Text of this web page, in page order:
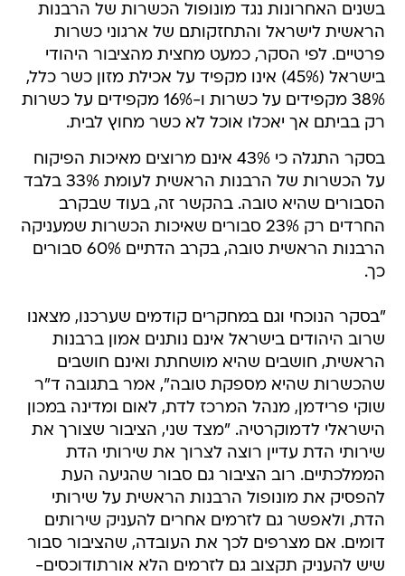
בשנים האחרונות נגד מונופול הכשרות של הרבנות
הראשית לישראל והתחזקותם של ארגוני כשרות
פרטיים. לפי הסקר, כמעט מחצית מהציבור היהודי
בישראל (45%) אינו מקפיד על אכילת מזון כשר כלל,
38% מקפידים על כשרות ו-16% מקפידים על כשרות
רק בביתם אך יאכלו אוכל לא כשר מחוץ לבית.
בסקר התגלה כי 43% אינם מרוצים מאיכות הפיקוח
על הכשרות של הרבנות הראשית לעומת 33% בלבד
הסבורים שהיא טובה. בהקשר זה, בעוד שבקרב
החרדים רק 23% סבורים שאיכות הכשרות שמעניקה
הרבנות הראשית טובה, בקרב הדתיים 60% סבורים
כך.
"בסקר הנוכחי וגם במחקרים קודמים שערכנו, מצאנו
שרוב היהודים בישראל אינם נותנים אמון ברבנות
הראשית, חושבים שהיא מושחתת ואינם חושבים
שהכשרות שהיא מספקת טובה", אמר בתגובה ד"ר
שוקי פרידמן, מנהל המרכז לדת, לאום ומדינה במכון
הישראלי לדמוקרטיה. "מצד שני, הציבור שצורך את
שירותי הדת עדיין רוצה לצרוך את שירותי הדת
הממלכתיים. רוב הציבור גם סבור שהגיעה העת
להפסיק את מונופול הרבנות הראשית על שירותי
הדת, ולאפשר גם לזרמים אחרים להעניק שירותים
דומים. אם מצרפים לכך את העובדה, שהציבור סבור
שיש להעניק תקצוב גם לזרמים הלא אורתודוכסים-